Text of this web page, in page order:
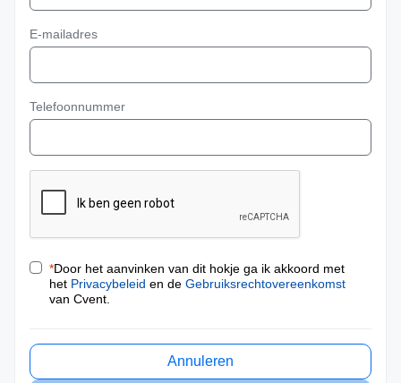
E-mailadres
Telefoonnummer
*Door het aanvinken van dit hokje ga ik akkoord met
het Privacybeleid en de Gebruiksrechtovereenkomst
van Cvent.
Annuleren